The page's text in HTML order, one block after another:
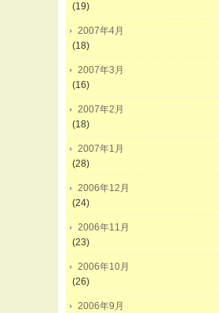
(19)
2007年4月
(18)
2007年3月
(16)
2007年2月
(18)
2007年1月
(28)
2006年12月
(24)
2006年11月
(23)
2006年10月
(26)
2006年9月